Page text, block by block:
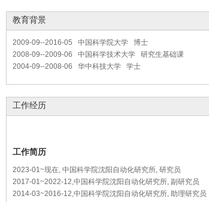
教育背景
2009-09--2016-05 中国科学院大学 博士
2008-09--2009-06 中国科学技术大学 研究生基础课
2004-09--2008-06 华中科技大学 学士
工作经历
工作简历
2023-01~现在, 中国科学院沈阳自动化研究所, 研究员
2017-01~2022-12,中国科学院沈阳自动化研究所, 副研究员
2014-03~2016-12,中国科学院沈阳自动化研究所, 助理研究员